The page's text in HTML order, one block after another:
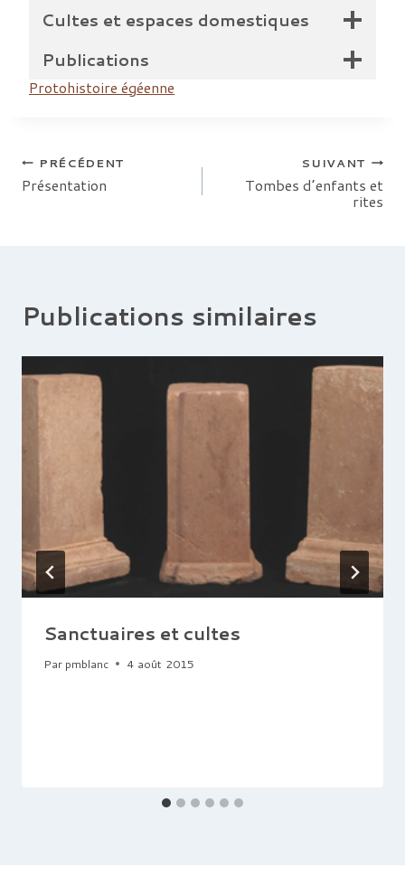
Cultes et espaces domestiques
Publications
Protohistoire égéenne
Navigation
PRÉCÉDENT
Présentation
SUIVANT
Tombes d’enfants et
rites
Publications similaires
Sanctuaires et cultes
Par pmblanc 4 août 2015